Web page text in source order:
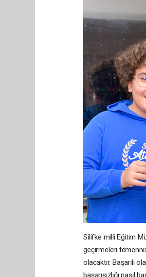
Silifke milli Eğitim
geçirmeleri
olacaktır. Başarılı
başarısızlığı nasıl